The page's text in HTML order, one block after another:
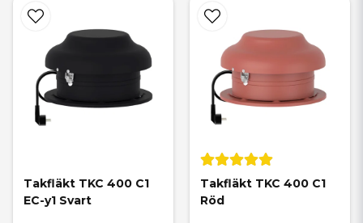
Takfläkt TKC 400 C1
EC-y1 Svart
Takfläkt TKC 400 C1
Röd